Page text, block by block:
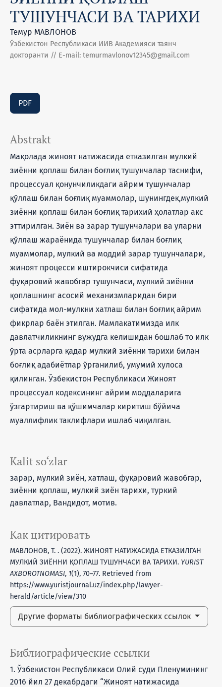
ТУШУНЧАСИ ВА ТАРИХИ
Темур МАВЛОНОВ
Ўзбекистон Республикаси ИИВ Академияси таянч
докторанти // E-mail: temurmavlonov12345@gmail.com
PDF
Kalit so‘zlar
зарар, мулкий зиён, хатлаш, фуқаровий жавобгар,
зиённи қоплаш, мулкий зиён тарихи, туркий
давлатлар, Вандидот, мотив.
Как цитировать
МАВЛОНОВ, Т. . (2022). ЖИНОЯТ НАТИЖАСИДА ЕТКАЗИЛГАН
МУЛКИЙ ЗИЁННИ ҚОПЛАШ ТУШУНЧАСИ ВА ТАРИХИ. YURIST
AXBOROTNOMASI, 1(1), 70–77. Retrieved from
https://www.yuristjournal.uz/index.php/lawyer-
herald/article/view/310
Другие форматы библиографических ссылок
Abstrakt
Мақолада жиноят натижасида етказилган мулкий
зиённи қоплаш билан боғлиқ тушунчалар таснифи,
процессуал қонунчиликдаги айрим тушунчалар
қўллаш билан боғлиқ муаммолар, шунингдек,мулкий
зиённи қоплаш билан боғлиқ тарихий ҳолатлар акс
эттирилган. Зиён ва зарар тушунчалари ва уларни
қўллаш жараёнида тушунчалар билан боғлиқ
муаммолар, мулкий ва моддий зарар тушунчалари,
жиноят процесси иштирокчиси сифатида
фуқаровий жавобгар тушунчаси, мулкий зиённи
қоплашнинг асосий механизмларидан бири
сифатида мол-мулкни хатлаш билан боғлиқ айрим
фикрлар баён этилган. Мамлакатимизда илк
давлатчиликнинг вужудга келишидан бошлаб то илк
ўрта асрларга қадар мулкий зиённи тарихи билан
боғлиқ адабиётлар ўрганилиб, умумий хулоса
қилинган. Ўзбекистон Республикаси Жиноят
процессуал кодексининг айрим моддаларига
ўзгартириш ва қўшимчалар киритиш бўйича
муаллифлик таклифлари ишлаб чиқилган.
Библиографические ссылки
1. Ўзбекистон Республикаси Олий суди Пленумининг
2016 йил 27 декабрдаги “Жиноят натижасида